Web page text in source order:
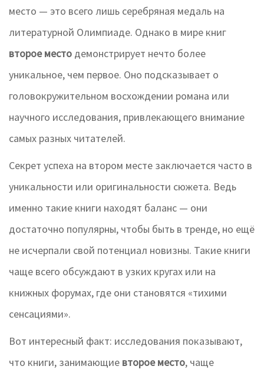
место — это всего лишь серебряная медаль на
литературной Олимпиаде. Однако в мире книг
второе место демонстрирует нечто более
уникальное, чем первое. Оно подсказывает о
головокружительном восхождении романа или
научного исследования, привлекающего внимание
самых разных читателей.
Секрет успеха на втором месте заключается часто в
уникальности или оригинальности сюжета. Ведь
именно такие книги находят баланс — они
достаточно популярны, чтобы быть в тренде, но ещё
не исчерпали свой потенциал новизны. Такие книги
чаще всего обсуждают в узких кругах или на
книжных форумах, где они становятся «тихими
сенсациями».
Вот интересный факт: исследования показывают,
что книги, занимающие второе место, чаще